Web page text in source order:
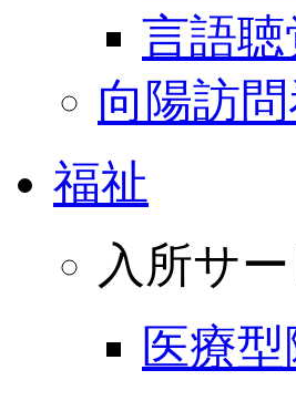
言語聴
向陽訪
福祉
入所サ
医療